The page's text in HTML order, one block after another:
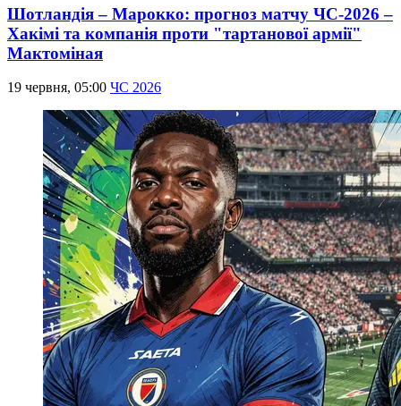
Шотландія – Марокко: прогноз матчу ЧС-2026 –
Хакімі та компанія проти "тартанової армії"
Мактоміная
19 червня, 05:00 ЧС 2026